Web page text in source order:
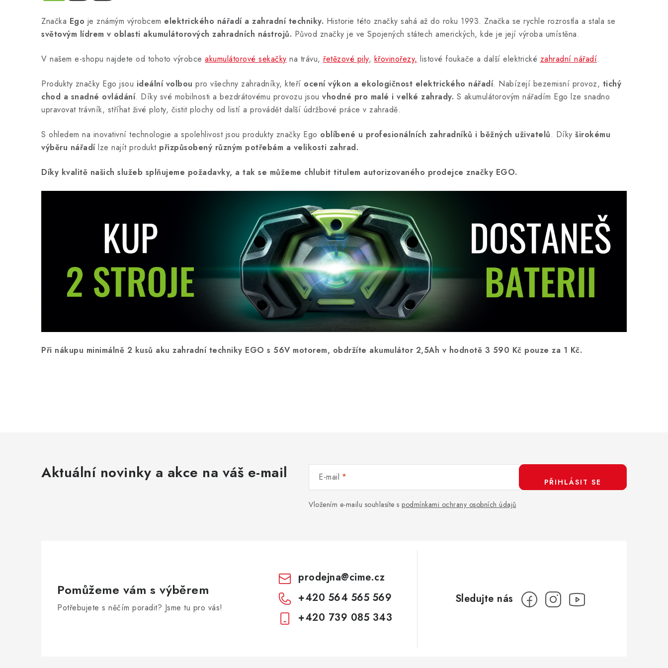
Značka Ego je známým výrobcem elektrického nářadí a zahradní techniky. Historie této značky sahá až do roku 1993. Značka se rychle rozrostla a stala se
světovým lídrem v oblasti akumulátorových zahradních nástrojů. Původ značky je ve Spojených státech amerických, kde je její výroba umístěna.
V našem e-shopu najdete od tohoto výrobce akumulátorové sekačky na trávu, řetězové pily, křovinořezy, listové foukače a další elektrické zahradní nářadí.
Produkty značky Ego jsou ideální volbou pro všechny zahradníky, kteří ocení výkon a ekologičnost elektrického nářadí. Nabízejí bezemisní provoz, tichý
chod a snadné ovládání. Díky své mobilnosti a bezdrátovému provozu jsou vhodné pro malé i velké zahrady. S akumulátorovým nářadím Ego lze snadno
upravovat trávník, stříhat živé ploty, čistit plochy od listí a provádět další údržbové práce v zahradě.
S ohledem na inovativní technologie a spolehlivost jsou produkty značky Ego oblíbené u profesionálních zahradníků i běžných uživatelů. Díky širokému
výběru nářadílze najít produkt přizpůsobený různým potřebám a velikosti zahrad.
Díky kvalitě našich služeb splňujeme požadavky, a tak se můžeme chlubit titulem autorizovaného prodejce značky EGO.
Při nákupu minimálně 2 kusů aku zahradní techniky EGO s 56V motorem, obdržíte akumulátor 2,5Ah v hodnotě 3 590 Kč pouze za 1 Kč.
Aktuální novinky a akce na váš e-mail E-mail
Vložením e-mailu souhlasíte s podmínkami ochrany osobních údajů
PŘIHLÁSIT SE
Pomůžeme vám s výběrem
Potřebujete s něčím poradit? Jsme tu pro vás!
prodejna@cime.cz
+420 564 565 569
+420 739 085 343